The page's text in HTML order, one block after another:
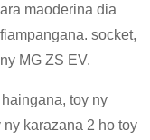
maoderina dia
socket,
MG ZS EV.
toy ny
karazana 2 ho toy